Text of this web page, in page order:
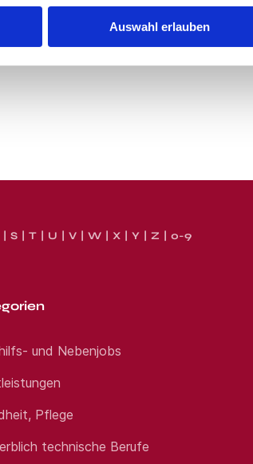
Auswahl erlauben
S T U V W X Y Z 0-9
und Nebenjobs
Pflege
technische Berufe